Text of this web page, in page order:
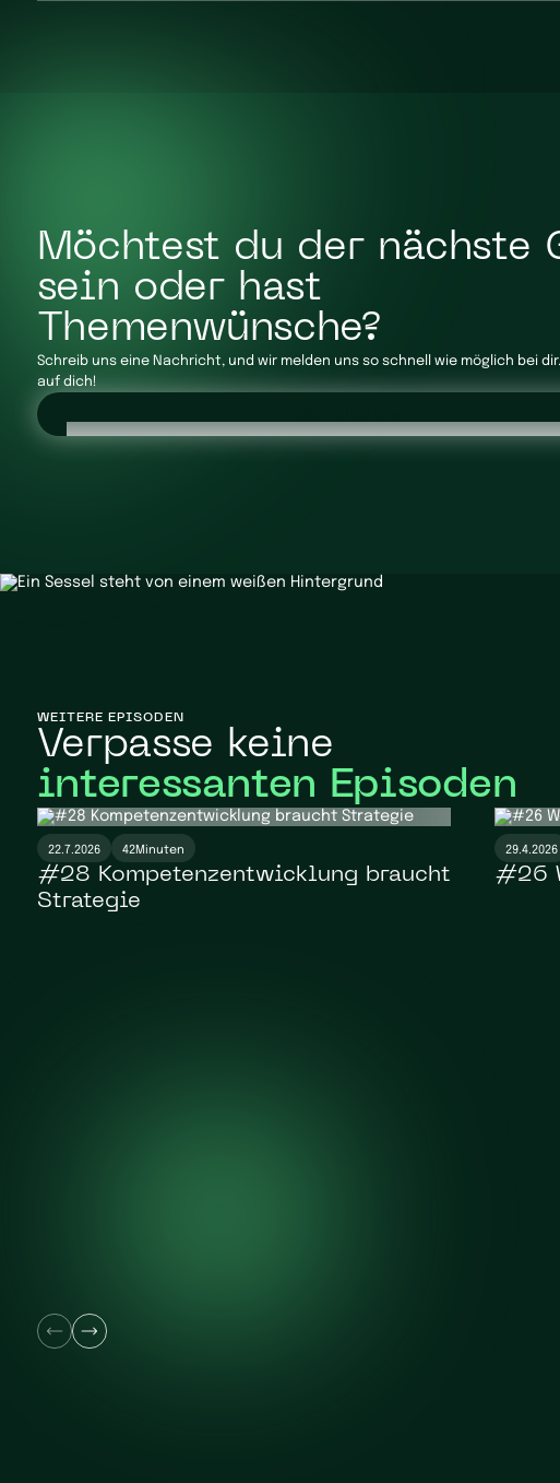
Möchtest du der nächste
sein oder hast
Themenwünsche?
Schreib uns eine Nachricht, und wir melden uns so schnell wie möglich bei
auf dich!
WEITERE EPISODEN
Verpasse keine
interessanten Episoden
22.7.2026 42Minuten
#28 Kompetenzentwicklung braucht
Strategie
29.4.2026
#26